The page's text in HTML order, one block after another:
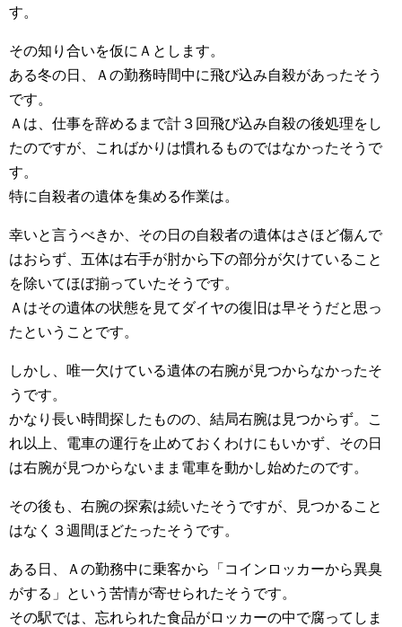
す。
その知り合いを仮にＡとします。
ある冬の日、Ａの勤務時間中に飛び込み自殺があったそう
です。
Ａは、仕事を辞めるまで計３回飛び込み自殺の後処理をし
たのですが、こればかりは慣れるものではなかったそうで
す。
特に自殺者の遺体を集める作業は。
幸いと言うべきか、その日の自殺者の遺体はさほど傷んで
はおらず、五体は右手が肘から下の部分が欠けていること
を除いてほぼ揃っていたそうです。
Ａはその遺体の状態を見てダイヤの復旧は早そうだと思っ
たということです。
しかし、唯一欠けている遺体の右腕が見つからなかったそ
うです。
かなり長い時間探したものの、結局右腕は見つからず。こ
れ以上、電車の運行を止めておくわけにもいかず、その日
は右腕が見つからないまま電車を動かし始めたのです。
その後も、右腕の探索は続いたそうですが、見つかること
はなく３週間ほどたったそうです。
ある日、Ａの勤務中に乗客から「コインロッカーから異臭
がする」という苦情が寄せられたそうです。
その駅では、忘れられた食品がロッカーの中で腐ってしま